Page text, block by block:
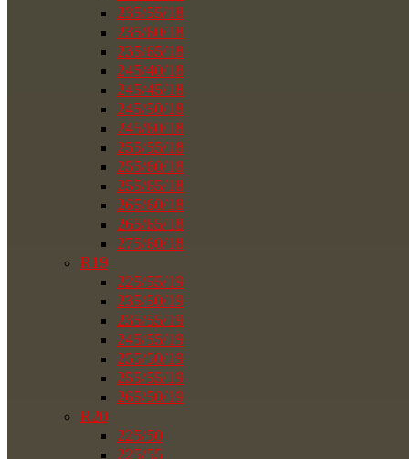
235/55/18
235/60/18
235/65/18
245/40/18
245/45/18
245/50/18
245/60/18
255/55/18
255/60/18
255/65/18
265/60/18
265/65/18
275/60/18
R19
225/55/19
235/50/19
235/55/19
245/55/19
255/50/19
255/55/19
265/50/19
R20
225/50
225/55